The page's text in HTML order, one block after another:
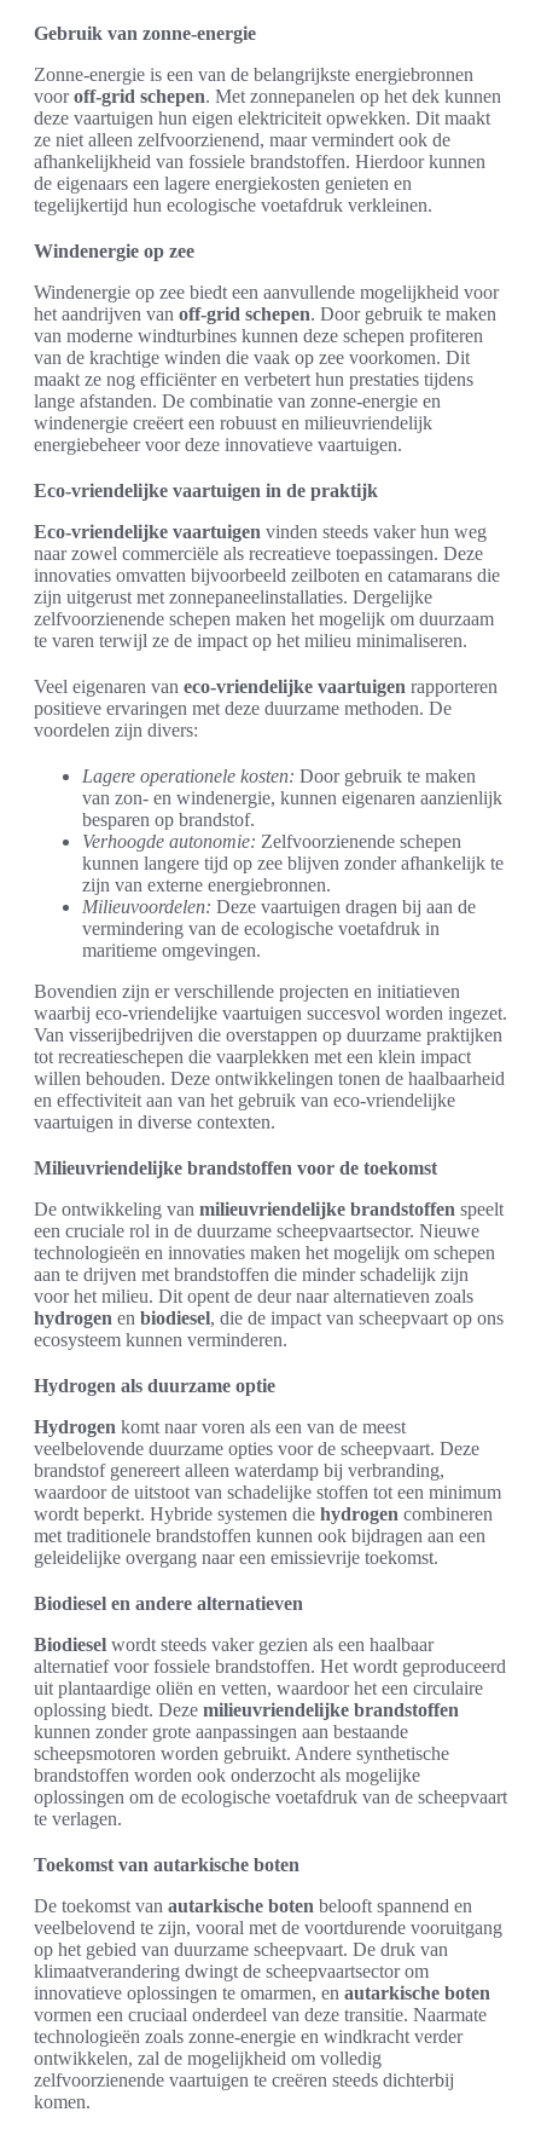
Gebruik van zonne-energie
Zonne-energie is een van de belangrijkste energiebronnen
vooroff-grid schepen. Met zonnepanelen op het dek kunnen
deze vaartuigen hun eigen elektriciteit opwekken. Dit maakt
ze niet alleen zelfvoorzienend, maar vermindert ook de
afhankelijkheid van fossiele brandstoffen. Hierdoor kunnen
de eigenaars een lagere energiekosten genieten en
tegelijkertijd hun ecologische voetafdruk verkleinen.
Windenergie op zee
Windenergie op zee biedt een aanvullende mogelijkheid voor
het aandrijven van off-grid schepen. Door gebruik te maken
van moderne windturbines kunnen deze schepen profiteren
van de krachtige winden die vaak op zee voorkomen. Dit
maakt ze nog efficiënter en verbetert hun prestaties tijdens
lange afstanden. De combinatie van zonne-energie en
windenergie creëert een robuust en milieuvriendelijk
energiebeheer voor deze innovatieve vaartuigen.
Eco-vriendelijke vaartuigen in de praktijk
Eco-vriendelijke vaartuigen vinden steeds vaker hun weg
naar zowel commerciële als recreatieve toepassingen. Deze
innovaties omvatten bijvoorbeeld zeilboten en catamarans die
zijn uitgerust met zonnepaneelinstallaties. Dergelijke
zelfvoorzienende schepen maken het mogelijk om duurzaam
te varen terwijl ze de impact op het milieu minimaliseren.
Veel eigenaren van eco-vriendelijke vaartuigen rapporteren
positieve ervaringen met deze duurzame methoden. De
voordelen zijn divers:
Lagere operationele kosten: Door gebruik te maken
van zon- en windenergie, kunnen eigenaren aanzienlijk
besparen op brandstof.
Verhoogde autonomie: Zelfvoorzienende schepen
kunnen langere tijd op zee blijven zonder afhankelijk te
zijn van externe energiebronnen.
Milieuvoordelen: Deze vaartuigen dragen bij aan de
vermindering van de ecologische voetafdruk in
maritieme omgevingen.
Bovendien zijn er verschillende projecten en initiatieven
waarbij eco-vriendelijke vaartuigen succesvol worden ingezet.
Van visserijbedrijven die overstappen op duurzame praktijken
tot recreatieschepen die vaarplekken met een klein impact
willen behouden. Deze ontwikkelingen tonen de haalbaarheid
en effectiviteit aan van het gebruik van eco-vriendelijke
vaartuigen in diverse contexten.
Milieuvriendelijke brandstoffen voor de toekomst
De ontwikkeling van milieuvriendelijke brandstoffen speelt
een cruciale rol in de duurzame scheepvaartsector. Nieuwe
technologieën en innovaties maken het mogelijk om schepen
aan te drijven met brandstoffen die minder schadelijk zijn
voor het milieu. Dit opent de deur naar alternatieven zoals
hydrogen en biodiesel, die de impact van scheepvaart op ons
ecosysteem kunnen verminderen.
Hydrogen als duurzame optie
Hydrogen komt naar voren als een van de meest
veelbelovende duurzame opties voor de scheepvaart. Deze
brandstof genereert alleen waterdamp bij verbranding,
waardoor de uitstoot van schadelijke stoffen tot een minimum
wordt beperkt. Hybride systemen die hydrogen combineren
met traditionele brandstoffen kunnen ook bijdragen aan een
geleidelijke overgang naar een emissievrije toekomst.
Biodiesel en andere alternatieven
Biodiesel wordt steeds vaker gezien als een haalbaar
alternatief voor fossiele brandstoffen. Het wordt geproduceerd
uit plantaardige oliën en vetten, waardoor het een circulaire
oplossing biedt. Deze milieuvriendelijke brandstoffen
kunnen zonder grote aanpassingen aan bestaande
scheepsmotoren worden gebruikt. Andere synthetische
brandstoffen worden ook onderzocht als mogelijke
oplossingen om de ecologische voetafdruk van de scheepvaart
te verlagen.
Toekomst van autarkische boten
De toekomst van autarkische boten belooft spannend en
veelbelovend te zijn, vooral met de voortdurende vooruitgang
op het gebied van duurzame scheepvaart. De druk van
klimaatverandering dwingt de scheepvaartsector om
innovatieve oplossingen te omarmen, en autarkische boten
vormen een cruciaal onderdeel van deze transitie. Naarmate
technologieën zoals zonne-energie en windkracht verder
ontwikkelen, zal de mogelijkheid om volledig
zelfvoorzienende vaartuigen te creëren steeds dichterbij
komen.